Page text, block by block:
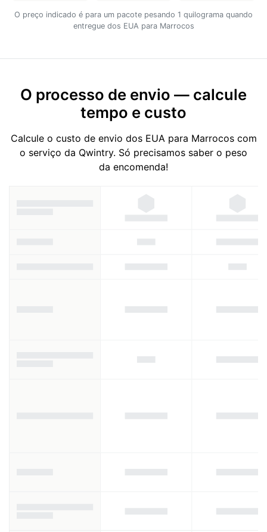
O preço indicado é para um pacote pesando 1 quilograma quando
entregue dos EUA para Marrocos
O processo de envio — calcule
tempo e custo
Calcule o custo de envio dos EUA para Marrocos com
o serviço da Qwintry. Só precisamos saber o peso
da encomenda!